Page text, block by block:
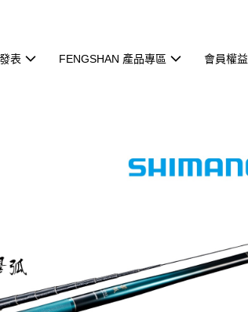
表 FENGSHAN 產品專區 會員權益